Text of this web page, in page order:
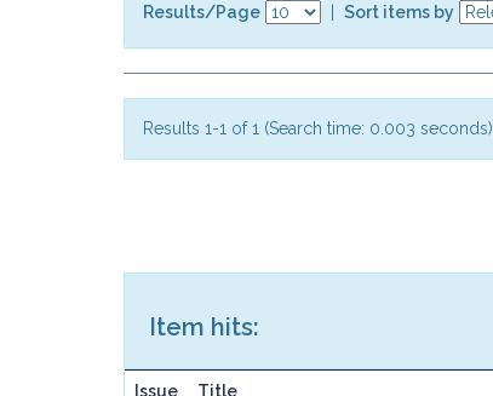
Results/Page Sort items by
Results 1-1 of 1 (Search time: 0.003 seconds).
Item hits:
Issue Title